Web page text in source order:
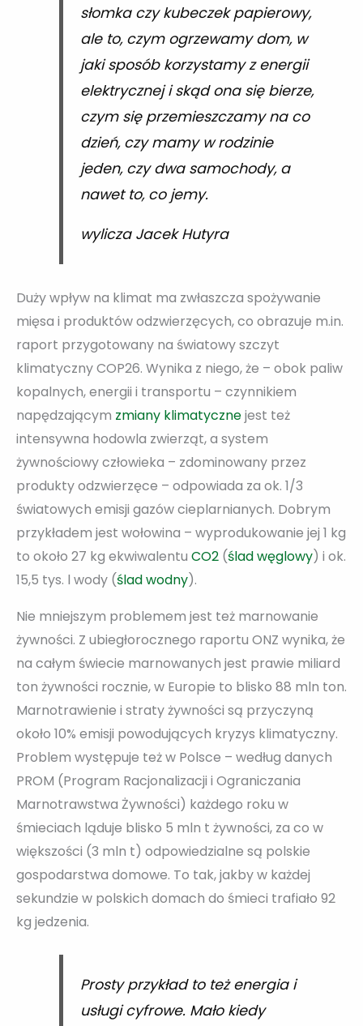
słomka czy kubeczek papierowy,
ale to, czym ogrzewamy dom, w
jaki sposób korzystamy z energii
elektrycznej i skąd ona się bierze,
czym się przemieszczamy na co
dzień, czy mamy w rodzinie
jeden, czy dwa samochody, a
nawet to, co jemy.
wylicza Jacek Hutyra
Duży wpływ na klimat ma zwłaszcza spożywanie
mięsa i produktów odzwierzęcych, co obrazuje m.in.
raport przygotowany na światowy szczyt
klimatyczny COP26. Wynika z niego, że – obok paliw
kopalnych, energii i transportu – czynnikiem
napędzającym zmiany klimatycznejest też
intensywna hodowla zwierząt, a system
żywnościowy człowieka – zdominowany przez
produkty odzwierzęce – odpowiada za ok. 1/3
światowych emisji gazów cieplarnianych. Dobrym
przykładem jest wołowina – wyprodukowanie jej 1 kg
to około 27 kg ekwiwalentu CO2 (ślad węglowy) i ok.
15,5 tys. l wody (ślad wodny).
Nie mniejszym problemem jest też marnowanie
żywności. Z ubiegłorocznego raportu ONZ wynika, że
na całym świecie marnowanych jest prawie miliard
ton żywności rocznie, w Europie to blisko 88 mln ton.
Marnotrawienie i straty żywności są przyczyną
około 10% emisji powodujących kryzys klimatyczny.
Problem występuje też w Polsce – według danych
PROM (Program Racjonalizacji i Ograniczania
Marnotrawstwa Żywności) każdego roku w
śmieciach ląduje blisko 5 mln t żywności, za co w
większości (3 mln t) odpowiedzialne są polskie
gospodarstwa domowe. To tak, jakby w każdej
sekundzie w polskich domach do śmieci trafiało 92
kg jedzenia.
Prosty przykład to też energia i
usługi cyfrowe. Mało kiedy